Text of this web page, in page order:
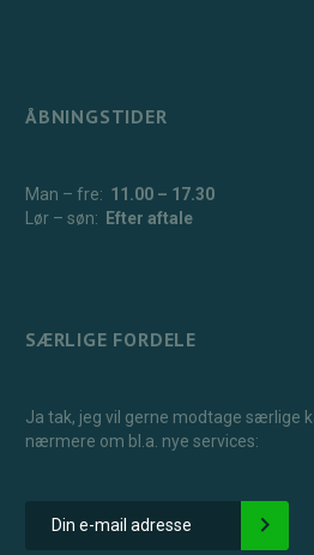
ÅBNINGSTIDER
Man – fre: 11.00 – 17.30
Lør – søn:
Efter aftale
SÆRLIGE FORDELE
Ja tak, jeg vil gerne modtage særlige
nærmere om bl.a. nye services: